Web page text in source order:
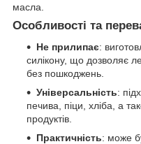
масла.
Особливості та
Не прилипає:
силікону, що дозволяє
без пошкоджень.
Універсальність:
печива, піци, хліба, а
продуктів.
Практичність: може